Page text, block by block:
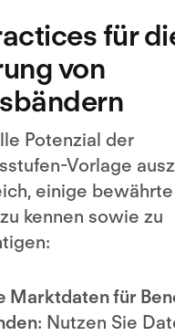
für
von
Potenzial der
Vorlage
einige bewährte
kennen sowie zu
Marktdaten für
: Nutzen Sie